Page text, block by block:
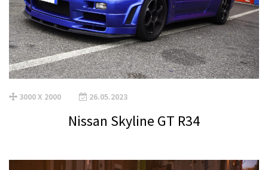
3000 X 2000 26.05.2023
Nissan Skyline GT R34